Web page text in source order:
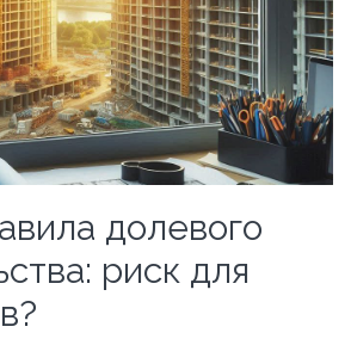
долевого
риск для